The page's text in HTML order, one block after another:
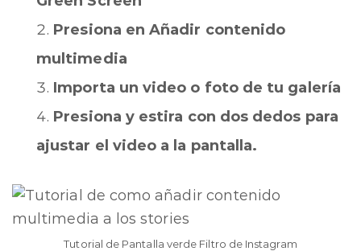
Presiona en Añadir contenido
multimedia
Importa un video o foto de tu galería
Presiona y estira con dos dedos para
ajustar el video a la pantalla.
Tutorial de Pantalla verde Filtro de Instagram